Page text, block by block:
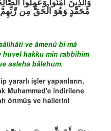
مُحَمَّدٍ وَهُوَ الْحَقُّ مِن رَّبِّهِمْ
ve âmenû bi mâ
huvel hakku min rabbihim
asleha bâlehum.
yararlı işler yapanların,
Muhammed'e indirilene
örtmüş ve hallerini